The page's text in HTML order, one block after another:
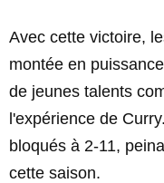
Avec cette victoire,
montée en
de jeunes talents
l'expérience de
bloqués à 2-11,
cette saison.